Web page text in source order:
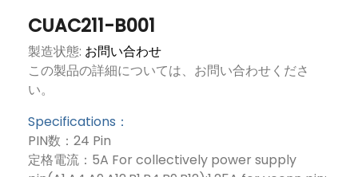
CUAC211-B001
製造状態: お問い合わせ
この製品の詳細については、お問い合わせくださ
い。
Specifications：
PIN数：24 Pin
定格電流：5A For collectively power supply